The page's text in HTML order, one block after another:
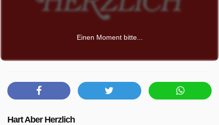
Einen Moment bitte...
Hart Aber Herzlich